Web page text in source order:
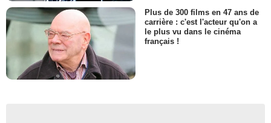
Plus de 300 films en 47 ans de
carrière : c'est l'acteur qu'on a
le plus vu dans le cinéma
français !